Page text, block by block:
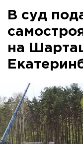
В суд
на